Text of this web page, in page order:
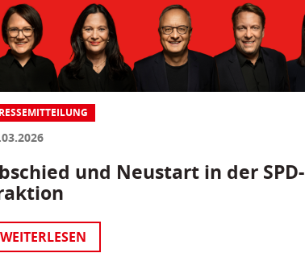
und Neustart in der SPD-
WEITERLESEN